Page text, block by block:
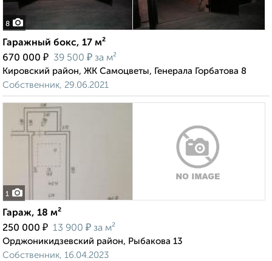
8
Гаражный бокс, 17 м²
670 000 ₽ 39 500 ₽ за м²
Кировский район, ЖК Самоцветы, Генерала Горбатова 8
Собственник, 29.06.2021
1
Гараж, 18 м²
250 000 ₽ 13 900 ₽ за м²
Орджоникидзевский район, Рыбакова 13
Собственник, 16.04.2023